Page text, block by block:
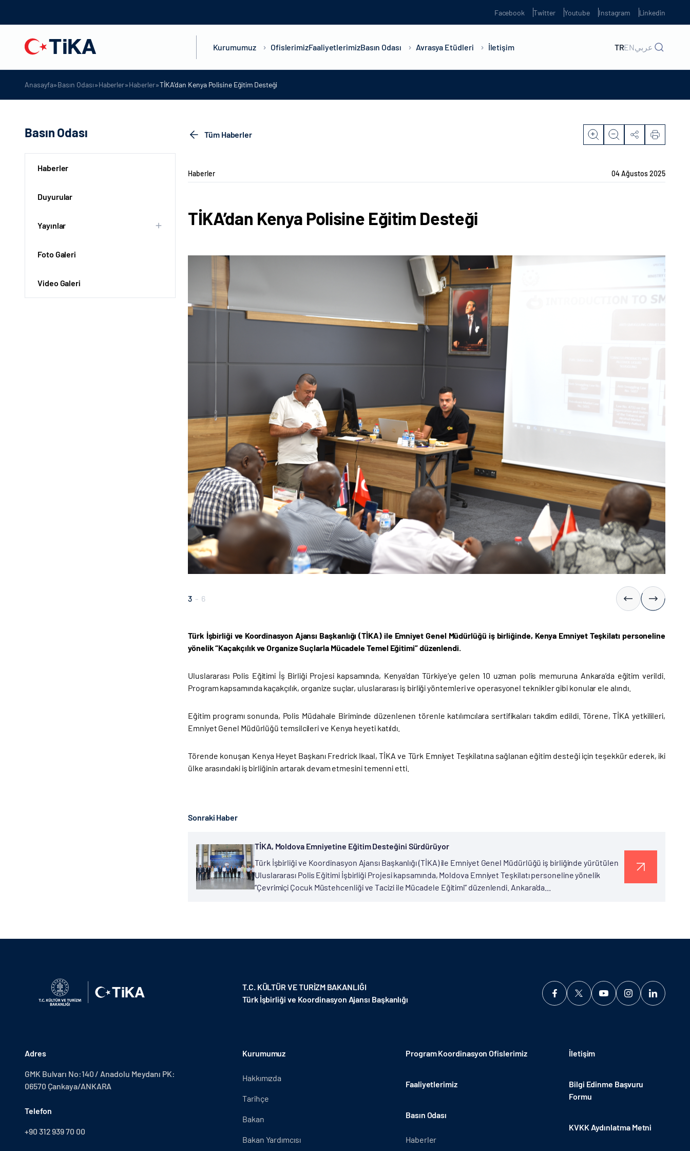
Facebook Twitter Youtube Instagram Linkedin
Kurumumuz OfislerimizFaaliyetlerimizBasın Odası Avrasya Etüdleri İletişim TRENعربي
Anasayfa»Basın Odası»Haberler»Haberler»TİKA’dan Kenya Polisine Eğitim Desteği
Basın Odası
Haberler
Duyurular
Yayınlar
Foto Galeri
Video Galeri
Tüm Haberler
Haberler 04 Ağustos 2025
TİKA’dan Kenya Polisine Eğitim Desteği
3 - 6
Türk İşbirliği ve Koordinasyon Ajansı Başkanlığı (TİKA) ile Emniyet Genel Müdürlüğü iş birliğinde, Kenya Emniyet Teşkilatı personeline
yönelik “Kaçakçılık ve Organize Suçlarla Mücadele Temel Eğitimi” düzenlendi.
Uluslararası Polis Eğitimi İş Birliği Projesi kapsamında, Kenya’dan Türkiye’ye gelen 10 uzman polis memuruna Ankara’da eğitim verildi.
Program kapsamında kaçakçılık, organize suçlar, uluslararası iş birliği yöntemleri ve operasyonel teknikler gibi konular ele alındı.
Eğitim programı sonunda, Polis Müdahale Biriminde düzenlenen törenle katılımcılara sertifikaları takdim edildi. Törene, TİKA yetkilileri,
Emniyet Genel Müdürlüğü temsilcileri ve Kenya heyeti katıldı.
Törende konuşan Kenya Heyet Başkanı Fredrick Ikaal, TİKA ve Türk Emniyet Teşkilatına sağlanan eğitim desteği için teşekkür ederek, iki
ülke arasındaki iş birliğinin artarak devam etmesini temenni etti.
Sonraki Haber
TİKA, Moldova Emniyetine Eğitim Desteğini Sürdürüyor
Türk İşbirliği ve Koordinasyon Ajansı Başkanlığı (TİKA) ile Emniyet Genel Müdürlüğü iş birliğinde yürütülen
Uluslararası Polis Eğitimi İşbirliği Projesi kapsamında, Moldova Emniyet Teşkilatı personeline yönelik
“Çevrimiçi Çocuk Müstehcenliği ve Tacizi ile Mücadele Eğitimi” düzenlendi. Ankara’da...
T.C. KÜLTÜR VE TURİZM BAKANLIĞI
Türk İşbirliği ve Koordinasyon Ajansı Başkanlığı
Adres
GMK Bulvarı No:140 / Anadolu Meydanı PK:
06570 Çankaya/ANKARA
Telefon
+90 312 939 70 00
Kurumumuz
Hakkımızda
Tarihçe
Bakan
Bakan Yardımcısı
Program Koordinasyon Ofislerimiz
Faaliyetlerimiz
Basın Odası
Haberler
İletişim
Bilgi Edinme Başvuru
Formu
KVKK Aydınlatma Metni